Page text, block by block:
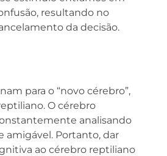
resultando no
da decisão.
para o “novo cérebro”,
O cérebro
analisando
amigável. Portanto, dar
ao cérebro reptiliano